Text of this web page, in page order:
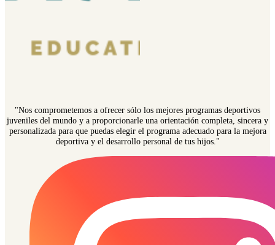
"Nos comprometemos a ofrecer sólo los mejores programas deportivos
juveniles del mundo y a proporcionarle una orientación completa, sincera y
personalizada para que puedas elegir el programa adecuado para la mejora
deportiva y el desarrollo personal de tus hijos."